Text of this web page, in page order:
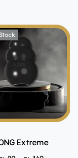
Extreme